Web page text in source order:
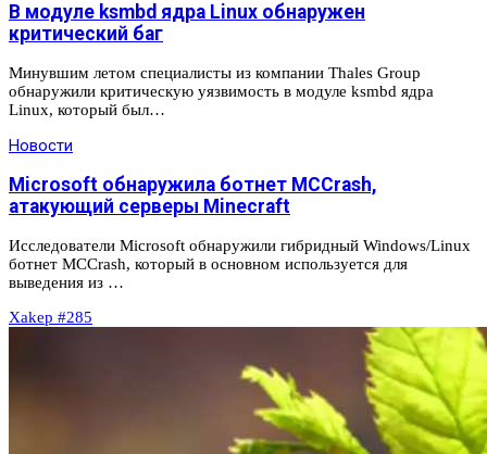
В модуле ksmbd ядра Linux обнаружен
критический баг
Минувшим летом специалисты из компании Thales Group
обнаружили критическую уязвимость в модуле ksmbd ядра
Linux, который был…
Новости
Microsoft обнаружила ботнет MCCrash,
атакующий серверы Minecraft
Исследователи Microsoft обнаружили гибридный Windows/Linux
ботнет MCCrash, который в основном используется для
выведения из …
Xakep #285